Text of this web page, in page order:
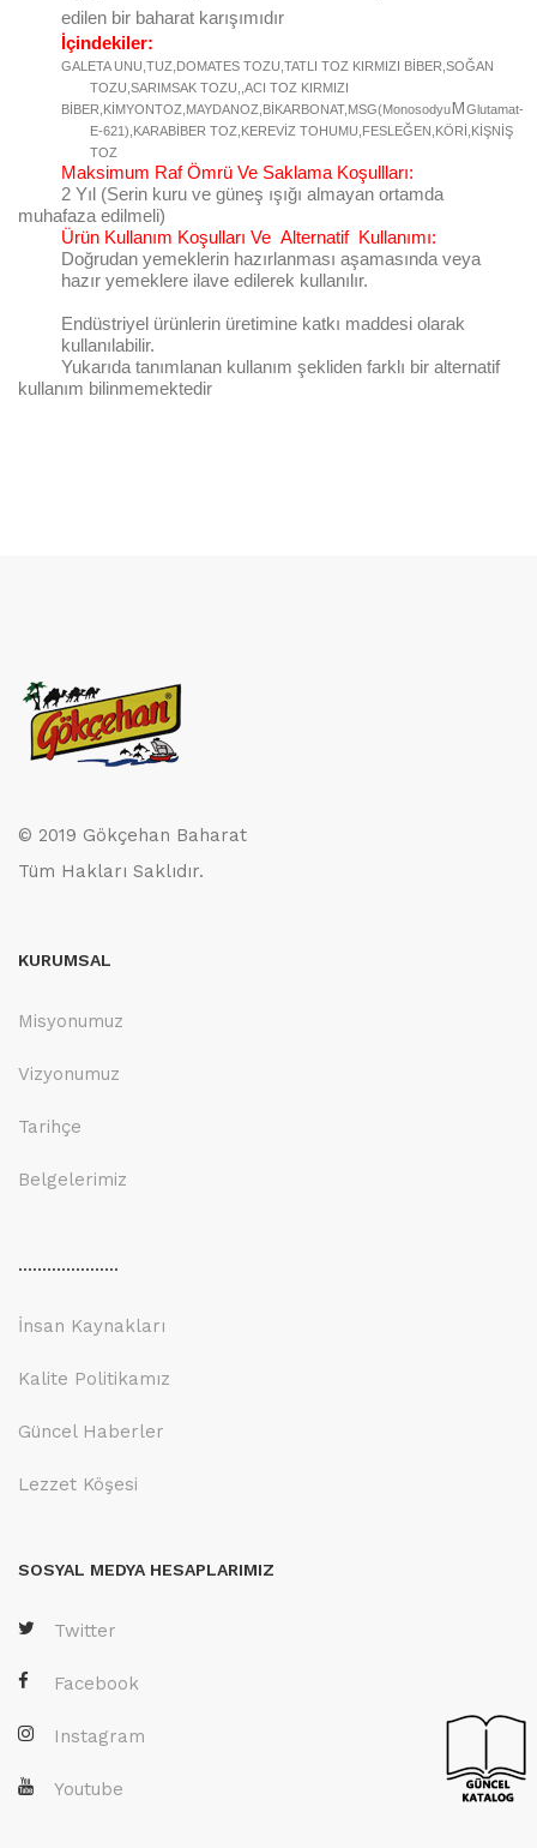
edilen bir baharat karışımıdır
İçindekiler:
GALETA UNU,TUZ,DOMATES TOZU,TATLI TOZ KIRMIZI BİBER,SOĞAN
TOZU,SARIMSAK TOZU,,ACI TOZ KIRMIZI
BİBER,KİMYONTOZ,MAYDANOZ,BİKARBONAT,MSG(MonosodyuMGlutamat-
E-621),KARABİBER TOZ,KEREVİZ TOHUMU,FESLEĞEN,KÖRİ,KİŞNİŞ
TOZ
Maksimum Raf Ömrü Ve Saklama Koşullları:
2 Yıl (Serin kuru ve güneş ışığı almayan ortamda
muhafaza edilmeli)
Ürün Kullanım Koşulları Ve Alternatif Kullanımı:
Doğrudan yemeklerin hazırlanması aşamasında veya
hazır yemeklere ilave edilerek kullanılır.
Endüstriyel ürünlerin üretimine katkı maddesi olarak
kullanılabilir.
Yukarıda tanımlanan kullanım şekliden farklı bir alternatif
kullanım bilinmemektedir
© 2019 Gökçehan Baharat
Tüm Hakları Saklıdır.
KURUMSAL
Misyonumuz
Vizyonumuz
Tarihçe
Belgelerimiz
.....................
İnsan Kaynakları
Kalite Politikamız
Güncel Haberler
Lezzet Köşesi
SOSYAL MEDYA HESAPLARIMIZ
Twitter
Facebook
Instagram
Youtube